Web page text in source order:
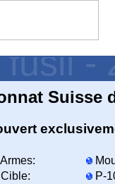
fusil -
Suisse
Armes:
Cible:
P-